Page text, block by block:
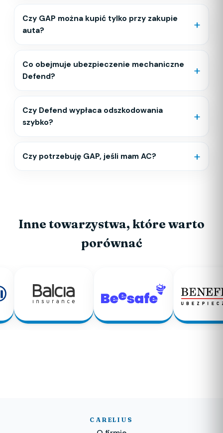
Czy GAP można kupić tylko przy zakupie
auta?
+
Co obejmuje ubezpieczenie mechaniczne
Defend?
+
Czy Defend wypłaca odszkodowania
szybko?
+
Czy potrzebuję GAP, jeśli mam AC? +
Inne towarzystwa, które warto
porównać
CARELIUS